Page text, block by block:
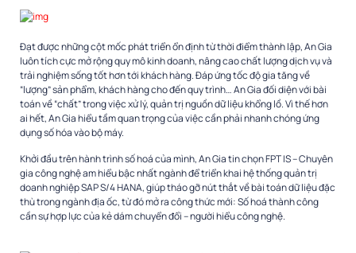
Đạt được những cột mốc phát triển ổn định từ thời điểm thành lập, An Gia
luôn tích cực mở rộng quy mô kinh doanh, nâng cao chất lượng dịch vụ và
trải nghiệm sống tốt hơn tới khách hàng. Đáp ứng tốc độ gia tăng về
“lượng” sản phẩm, khách hàng cho đến quy trình… An Gia đối diện với bài
toán về “chất” trong việc xử lý, quản trị nguồn dữ liệu khổng lồ. Vì thế hơn
ai hết, An Gia hiểu tầm quan trọng của việc cần phải nhanh chóng ứng
dụng số hóa vào bộ máy.
Khởi đầu trên hành trình số hoá của mình, An Gia tin chọn FPT IS – Chuyên
gia công nghệ am hiểu bậc nhất ngành để triển khai hệ thống quản trị
doanh nghiệp SAP S/4 HANA, giúp tháo gỡ nút thắt về bài toán dữ liệu đặc
thù trong ngành địa ốc, từ đó mở ra công thức mới: Số hoá thành công
cần sự hợp lực của kẻ dám chuyển đổi – người hiểu công nghệ.